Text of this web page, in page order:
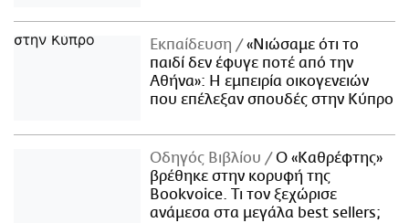
Εκπαίδευση
«Νιώσαμε ότι το
παιδί δεν έφυγε ποτέ από την
Αθήνα»: Η εμπειρία οικογενειών
που επέλεξαν σπουδές στην Κύπρο
Οδηγός Βιβλίου
Ο «Καθρέφτης»
βρέθηκε στην κορυφή της
Bookvoice. Τι τον ξεχώρισε
ανάμεσα στα μεγάλα best sellers;